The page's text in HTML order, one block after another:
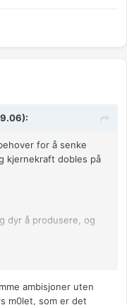
for å senke
kjernekraft dobles på
dyr å produsere, og
ambisjoner uten
2021/08/26/19578
ambisjoner uten
m0let, som er det